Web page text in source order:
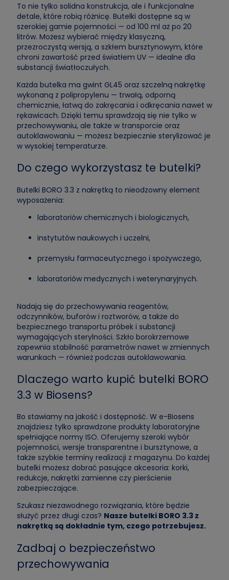
To nie tylko solidna konstrukcja, ale i funkcjonalne
detale, które robią różnicę. Butelki dostępne są w
szerokiej gamie pojemności — od 100 ml aż po 20
litrów. Możesz wybierać między klasyczną,
przezroczystą wersją, a szkłem bursztynowym, które
chroni zawartość przed światłem UV — idealne dla
substancji światłoczułych.
Każda butelka ma gwint GL45 oraz szczelną nakrętkę
wykonaną z polipropylenu — trwałą, odporną
chemicznie, łatwą do zakręcania i odkręcania nawet w
rękawicach. Dzięki temu sprawdzają się nie tylko w
przechowywaniu, ale także w transporcie oraz
autoklawowaniu — możesz bezpiecznie sterylizować je
w wysokiej temperaturze.
Do czego wykorzystasz te butelki?
Butelki BORO 3.3 z nakrętką to nieodzowny element
wyposażenia:
laboratoriów chemicznych i biologicznych,
instytutów naukowych i uczelni,
przemysłu farmaceutycznego i spożywczego,
laboratoriów medycznych i weterynaryjnych.
Nadają się do przechowywania reagentów,
odczynników, buforów i roztworów, a także do
bezpiecznego transportu próbek i substancji
wymagających sterylności. Szkło borokrzemowe
zapewnia stabilność parametrów nawet w zmiennych
warunkach — również podczas autoklawowania.
Dlaczego warto kupić butelki BORO
3.3 w Biosens?
Bo stawiamy na jakość i dostępność. W e-Biosens
znajdziesz tylko sprawdzone produkty laboratoryjne
spełniające normy ISO. Oferujemy szeroki wybór
pojemności, wersje transparentne i bursztynowe, a
także szybkie terminy realizacji z magazynu. Do każdej
butelki możesz dobrać pasujące akcesoria: korki,
redukcje, nakrętki zamienne czy pierścienie
zabezpieczające.
Szukasz niezawodnego rozwiązania, które będzie
służyć przez długi czas? Nasze butelki BORO 3.3 z
nakrętką są dokładnie tym, czego potrzebujesz.
Zadbaj o bezpieczeństwo
przechowywania